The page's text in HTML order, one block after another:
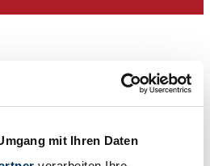
mit Ihren Daten